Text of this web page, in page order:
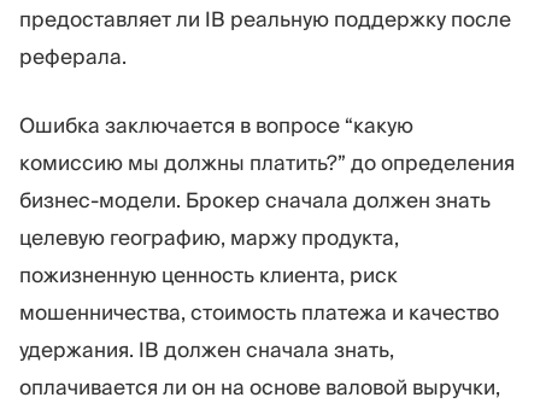
предоставляет ли IB реальную поддержку после
реферала.
Ошибка заключается в вопросе “какую
комиссию мы должны платить?” до определения
бизнес-модели. Брокер сначала должен знать
целевую географию, маржу продукта,
пожизненную ценность клиента, риск
мошенничества, стоимость платежа и качество
удержания. IB должен сначала знать,
оплачивается ли он на основе валовой выручки,